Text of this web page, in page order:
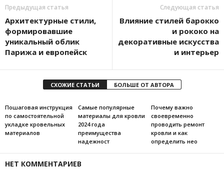
Предыдущая статья
Архитектурные стили,
формировавшие
уникальный облик
Парижа и европейск
Следующая статья
Влияние стилей барокко
и рококо на
декоративные искусства
и интерьер
СХОЖИЕ СТАТЬИ БОЛЬШЕ ОТ АВТОРА
Пошаговая инструкция
по самостоятельной
укладке кровельных
материалов
Самые популярные
материалы для кровли
2024 года
преимущества
надежност
Почему важно
своевременно
проводить ремонт
кровли и как
определить нео
НЕТ КОММЕНТАРИЕВ